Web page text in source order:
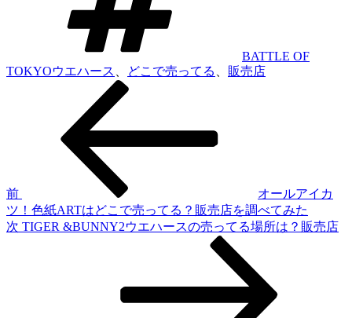
BATTLE OF
TOKYOウエハース
どこで売ってる 販売店
ゲ
ー
シ
前
オールアイカ
ツ！色紙ARTはどこで売ってる？販売店を調べてみた
次
次 TIGER &BUNNY2ウエハースの売ってる場所は？販売店